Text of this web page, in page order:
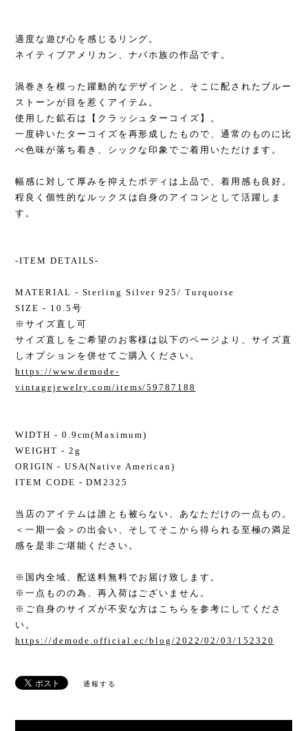
適度な遊び心を感じるリング。
ネイティブアメリカン、ナバホ族の作品です。
渦巻きを模った躍動的なデザインと、そこに配されたブルー
ストーンが目を惹くアイテム。
使用した鉱石は【クラッシュターコイズ】。
一度砕いたターコイズを再形成したもので、通常のものに比
べ色味が落ち着き、シックな印象でご着用いただけます。
幅感に対して厚みを抑えたボディは上品で、着用感も良好。
程良く個性的なルックスは自身のアイコンとして活躍しま
す。
-ITEM DETAILS-
MATERIAL - Sterling Silver 925/ Turquoise
SIZE - 10.5号
※サイズ直し可
サイズ直しをご希望のお客様は以下のページより、サイズ直
しオプションを併せてご購入ください。
https://www.demode-
vintagejewelry.com/items/59787188
WIDTH - 0.9cm(Maximum)
WEIGHT - 2g
ORIGIN - USA(Native American)
ITEM CODE - DM2325
当店のアイテムは誰とも被らない、あなただけの一点もの。
＜一期一会＞の出会い、そしてそこから得られる至極の満足
感を是非ご堪能ください。
※国内全域、配送料無料でお届け致します。
※一点ものの為、再入荷はございません。
※ご自身のサイズが不安な方はこちらを参考にしてくださ
い。
https://demode.official.ec/blog/2022/02/03/152320
通報する